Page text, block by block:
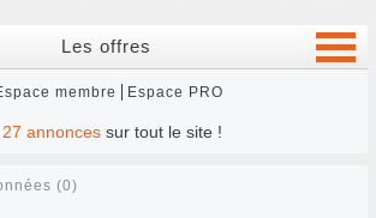
Les offres
membre Espace PRO
27 annonces sur tout le site !
(0)